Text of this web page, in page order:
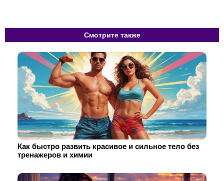
Смотрите также
Как быстро развить красивое и сильное тело без
тренажеров и химии